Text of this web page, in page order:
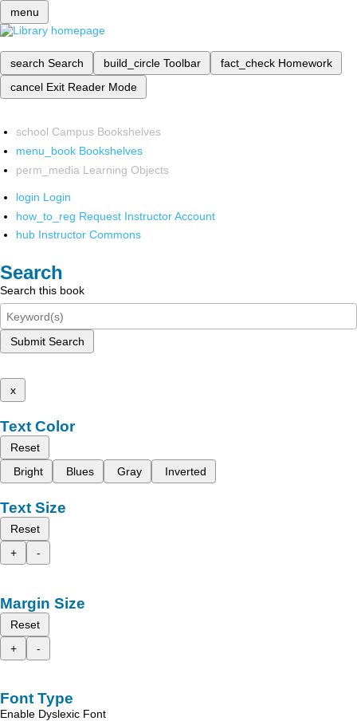
menu
search Search build_circle Toolbar fact_check Homework
cancel Exit Reader Mode
school Campus Bookshelves
menu_book Bookshelves
perm_media Learning Objects
login Login
how_to_reg Request Instructor Account
hub Instructor Commons
Search
Search this book
Submit Search
x
Text Color
Reset
Bright
Blues Gray Inverted
Text Size
Reset
+
-
Margin Size
Reset
+
-
Font Type
Enable Dyslexic Font